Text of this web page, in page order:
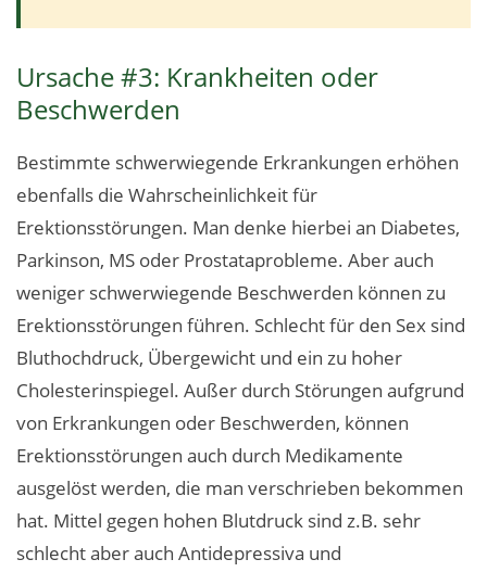
Ursache #3: Krankheiten oder
Beschwerden
Bestimmte schwerwiegende Erkrankungen erhöhen
ebenfalls die Wahrscheinlichkeit für
Erektionsstörungen. Man denke hierbei an Diabetes,
Parkinson, MS oder Prostataprobleme. Aber auch
weniger schwerwiegende Beschwerden können zu
Erektionsstörungen führen. Schlecht für den Sex sind
Bluthochdruck, Übergewicht und ein zu hoher
Cholesterinspiegel. Außer durch Störungen aufgrund
von Erkrankungen oder Beschwerden, können
Erektionsstörungen auch durch Medikamente
ausgelöst werden, die man verschrieben bekommen
hat. Mittel gegen hohen Blutdruck sind z.B. sehr
schlecht aber auch Antidepressiva und